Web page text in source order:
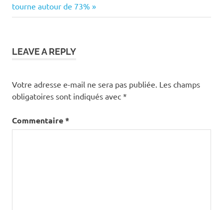
tourne autour de 73%
LEAVE A REPLY
Votre adresse e-mail ne sera pas publiée. Les champs
obligatoires sont indiqués avec *
Commentaire*